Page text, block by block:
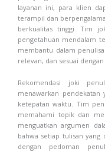
layanan ini, para klien
terampil dan
berkualitas tinggi. Tim
pengetahuan mendalam
membantu dalam
relevan, dan sesuai
Rekomendasi joki
menawarkan pendekatan
ketepatan waktu. Tim
memahami topik dan
menguatkan argumen
bahwa setiap tulisan yang
dengan pedoman